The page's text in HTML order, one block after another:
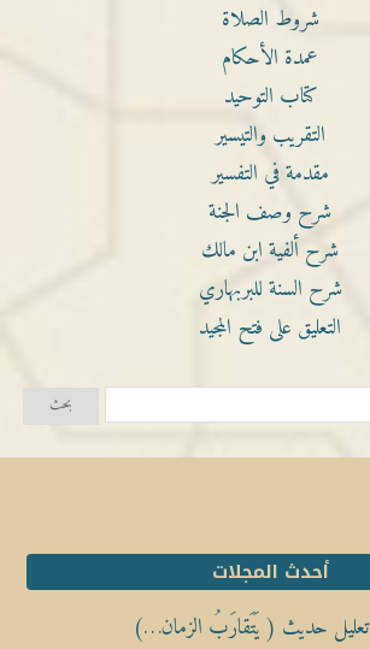
شروط الصلاة
عمدة الأحكام
كتاب التوحيد
التقريب والتيسير
مقدمة في التفسير
شرح وصف الجنة
شرح ألفية ابن مالك
شرح السنة للبربهاري
التعليق على فتح المجيد
أحدث المجلات
حديث ( يَتَقارَبُ الزمان…)